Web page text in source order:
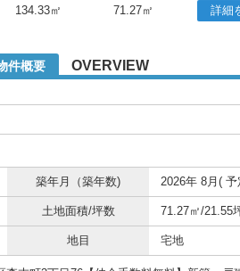
134.33㎡ 71.27㎡ 詳細
件概要 OVERVIEW
築年月（築年数) 2026年 8月( 予
土地面積/坪数 71.27㎡/21.55
地目 宅地